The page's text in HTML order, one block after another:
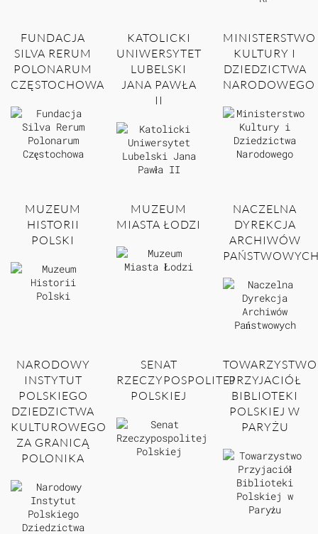
FUNDACJA
SILVA RERUM
POLONARUM
CZĘSTOCHOWA
KATOLICKI
UNIWERSYTET
LUBELSKI
JANA PAWŁA
II
MINISTERSTWO
KULTURY I
DZIEDZICTWA
NARODOWEGO
MUZEUM
HISTORII
POLSKI
MUZEUM
MIASTA ŁODZI
NACZELNA
DYREKCJA
ARCHIWÓW
NARODOWY
INSTYTUT
POLSKIEGO
DZIEDZICTWA
KULTUROWEGO
ZA GRANICĄ
POLONIKA
SENAT
RZECZYPOSPOLITEJ
POLSKIEJ
TOWARZYSTWO
PRZYJACIÓŁ
BIBLIOTEKI
POLSKIEJ W
PARYŻU